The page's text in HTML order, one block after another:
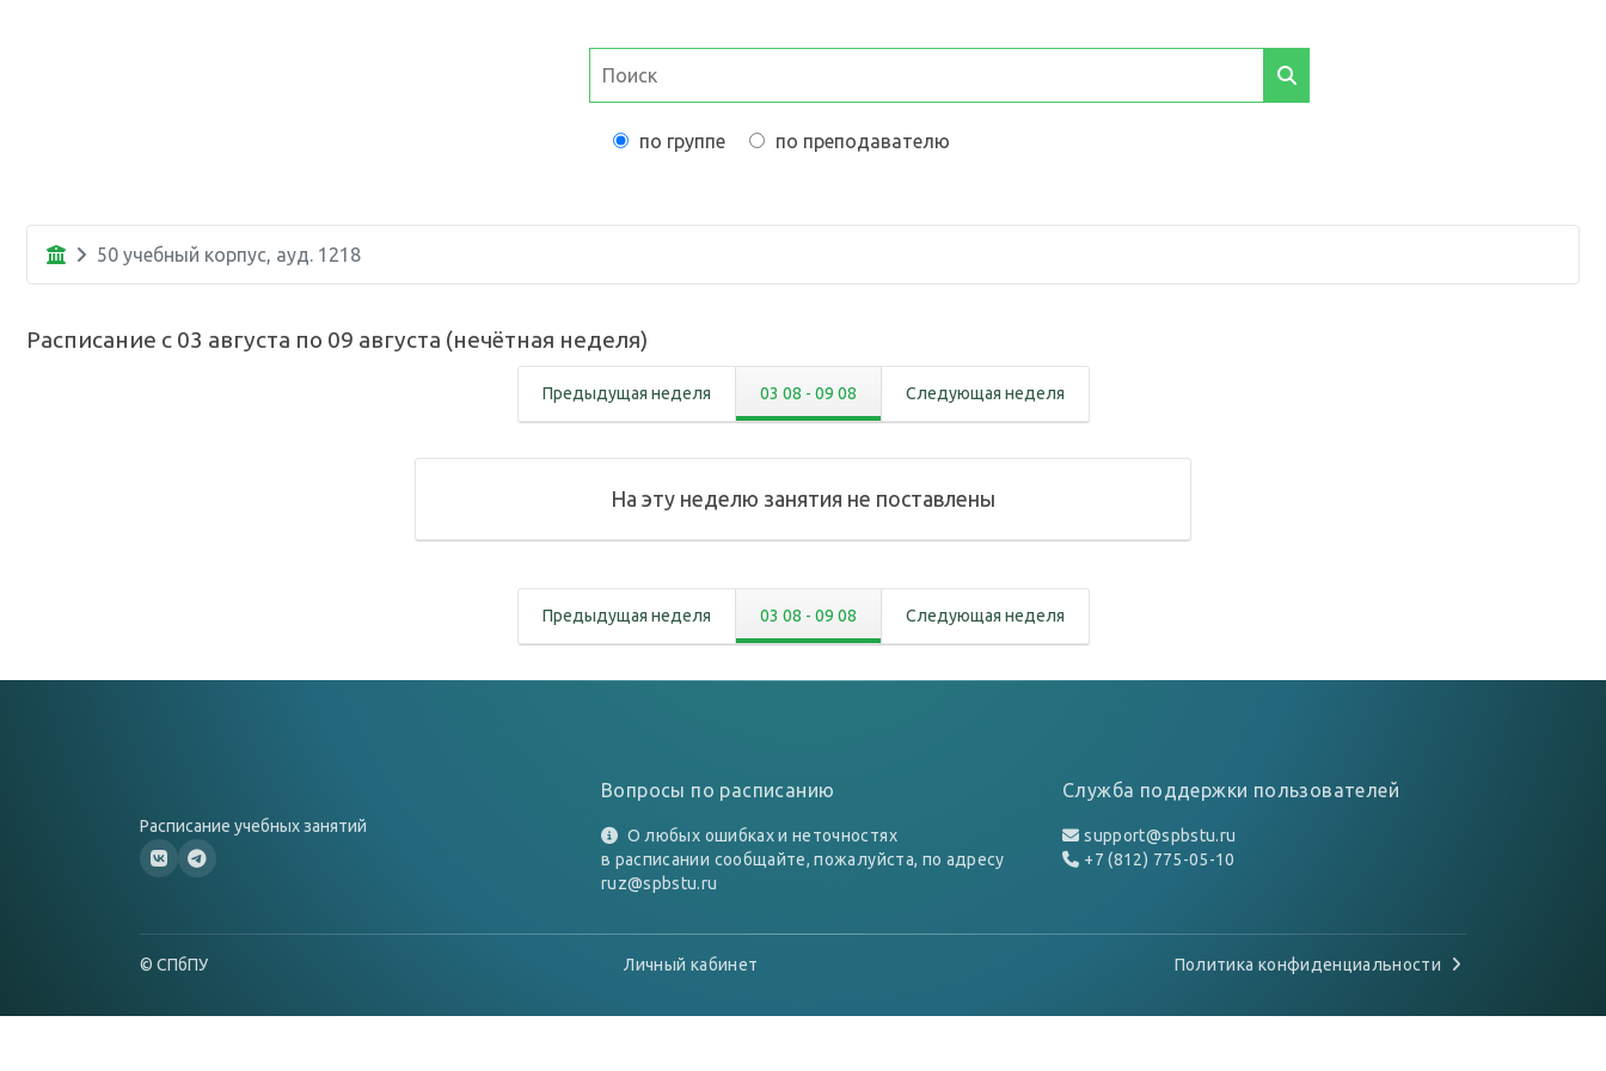
по группе по преподавателю
50 учебный корпус, ауд. 1218
Расписание с 03 августа по 09 августа (нечётная неделя)
Предыдущая неделя 03 08 - 09 08 Следующая неделя
На эту неделю занятия не поставлены
Предыдущая неделя 03 08 - 09 08 Следующая неделя
Расписание учебных занятий
Вопросы по расписанию
О любых ошибках и неточностях
в расписании сообщайте, пожалуйста, по адресу
ruz@spbstu.ru
Служба поддержки пользователей
support@spbstu.ru
+7 (812) 775-05-10
© СПбПУ Личный кабинет Политика конфиденциальности